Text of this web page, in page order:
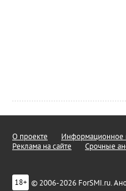
О проекте Информационное
Реклама на сайте
Срочные
18+ © 2006-2026 ForSMI.ru.